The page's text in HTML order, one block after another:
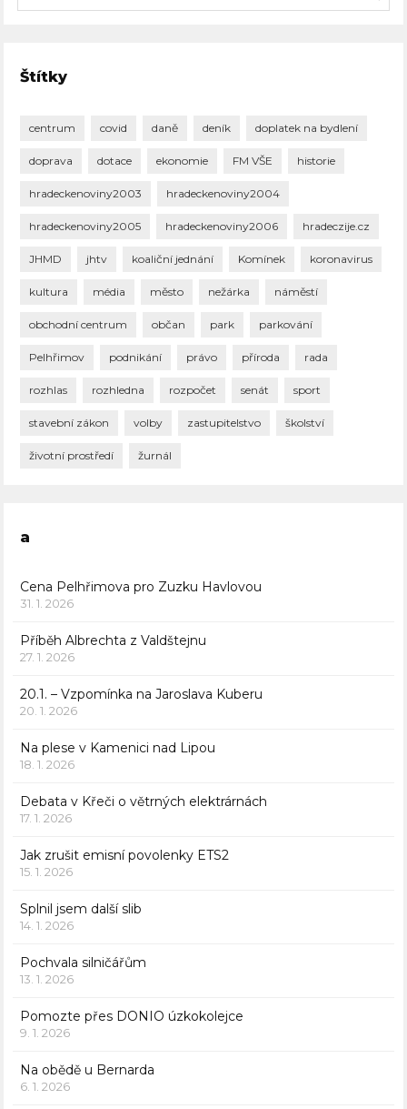
Štítky
centrum covid daně deník doplatek na bydlení
doprava dotace ekonomie FM VŠE historie
hradeckenoviny2003 hradeckenoviny2004
hradeckenoviny2005 hradeckenoviny2006 hradeczije.cz
JHMD jhtv koaliční jednání Komínek koronavirus
kultura média město nežárka náměstí
obchodní centrum občan park parkování
Pelhřimov podnikání právo příroda rada
rozhlas rozhledna rozpočet senát sport
stavební zákon volby zastupitelstvo školství
životní prostředí žurnál
a
Cena Pelhřimova pro Zuzku Havlovou
31. 1. 2026
Příběh Albrechta z Valdštejnu
27. 1. 2026
20.1. – Vzpomínka na Jaroslava Kuberu
20. 1. 2026
Na plese v Kamenici nad Lipou
18. 1. 2026
Debata v Křeči o větrných elektrárnách
17. 1. 2026
Jak zrušit emisní povolenky ETS2
15. 1. 2026
Splnil jsem další slib
14. 1. 2026
Pochvala silničářům
13. 1. 2026
Pomozte přes DONIO úzkokolejce
9. 1. 2026
Na obědě u Bernarda
6. 1. 2026